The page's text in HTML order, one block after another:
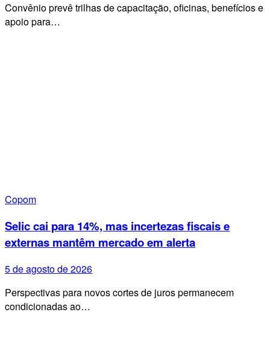
Convênio prevê trilhas de capacitação, oficinas, benefícios e
apoio para…
Copom
Selic cai para 14%, mas incertezas fiscais e
externas mantêm mercado em alerta
5 de agosto de 2026
Perspectivas para novos cortes de juros permanecem
condicionadas ao…